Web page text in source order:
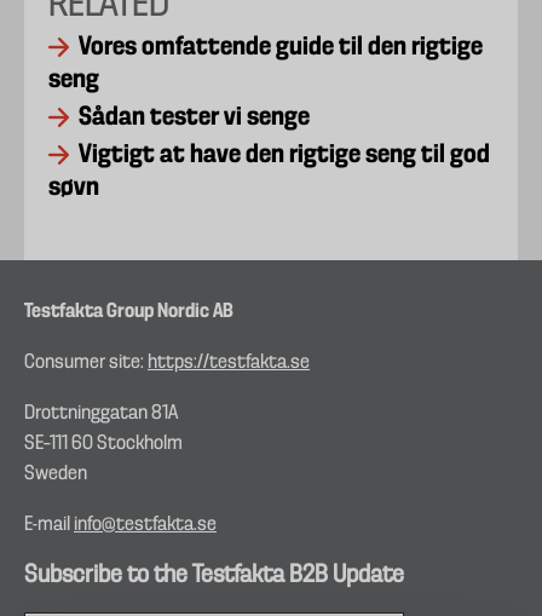
Vores omfattende guide til den rigtige
seng
Sådan tester vi senge
Vigtigt at have den rigtige seng til god
søvn
Testfakta Group Nordic AB
Consumer site: https://testfakta.se
Drottninggatan 81A
SE–111 60 Stockholm
Sweden
E-mail info@testfakta.se
Subscribe to the Testfakta B2B Update